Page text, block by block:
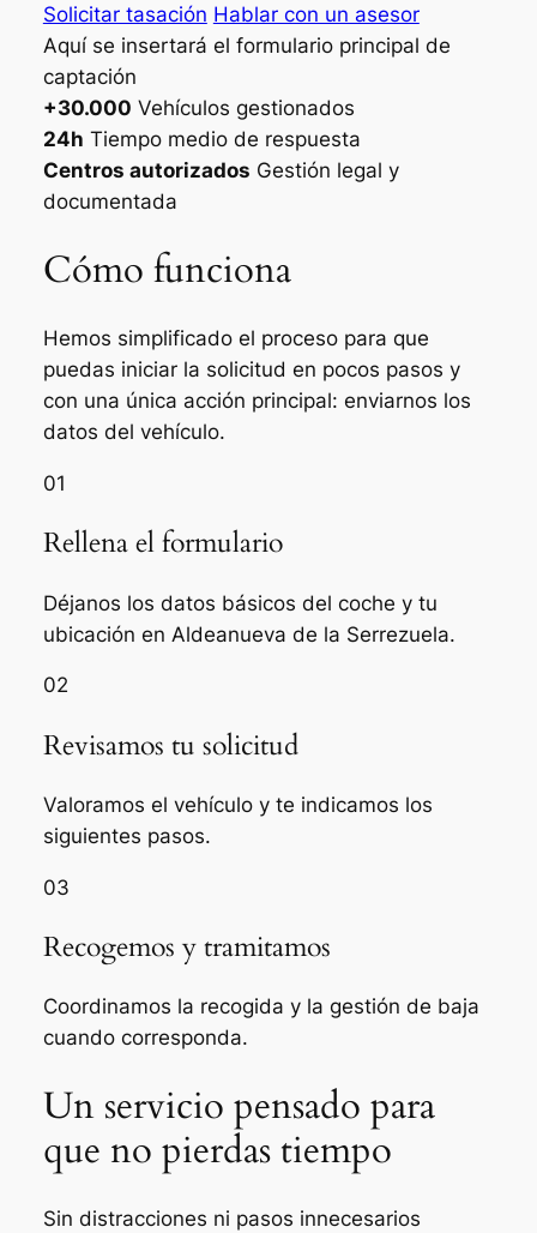
Solicitar tasación Hablar con un asesor
Aquí se insertará el formulario principal de
captación
+30.000 Vehículos gestionados
24h Tiempo medio de respuesta
Centros autorizados Gestión legal y
documentada
Cómo funciona
Hemos simplificado el proceso para que
puedas iniciar la solicitud en pocos pasos y
con una única acción principal: enviarnos los
datos del vehículo.
01
Rellena el formulario
Déjanos los datos básicos del coche y tu
ubicación en Aldeanueva de la Serrezuela.
02
Revisamos tu solicitud
Valoramos el vehículo y te indicamos los
siguientes pasos.
03
Recogemos y tramitamos
Coordinamos la recogida y la gestión de baja
cuando corresponda.
Un servicio pensado para
que no pierdas tiempo
Sin distracciones ni pasos innecesarios